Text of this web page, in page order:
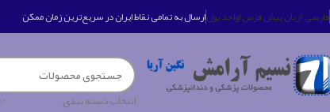
فارسی (زبان پیش فرض)واحد پولارسال به تمامی نقاط ایران در سریع‌ترین زمان ممکن
انتخاب دسته بندی